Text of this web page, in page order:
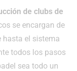
de clubs de
se encargan de
hasta el sistema
todos los pasos
sea todo un